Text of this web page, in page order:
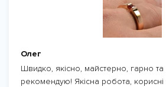
Олег
Швидко, якісно, майстерно, гарно та
рекомендую! Якісна робота, корисні